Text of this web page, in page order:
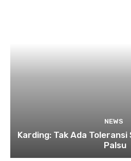
NEWS
Karding: Tak Ada
Palsu